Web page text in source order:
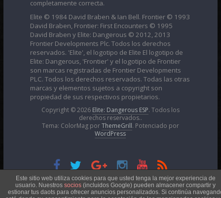
completamente correcta.
Elite © 1984 David Braben & Ian Bell. Frontier © 1993
David Braben, Frontier: First Encounters © 1995
David Braben y Elite: Dangerous © 2012, 2013
Frontier Developments Plc. Todos los derechos
reservados. 'Elite', el logotipo de Elite El logotipo de
Elite: Dangerous, 'Frontier' y el logotipo de Frontier
son marcas registradas de Frontier Developments
PLC. Todos los derechos reservados. Todas las otras
marcas y elementos sujetos a copyright son
propiedad de sus respectivos propietarios.
Copyright © 2026 Elite: Dangerous ESP. Todos los
derechos reservados..
Tema: ColorMag porThemeGrill. Potenciado por
WordPress
Esta obra está bajo unaLicencia Creative Commons
Este sitio web utiliza cookies para que usted tenga la mejor experiencia de
usuario. Nuestros socios (incluidos Google) pueden almacener compartir y
estionar tus daots para ofrecer anuncios personalizados. Si continúa